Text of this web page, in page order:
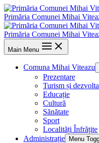
Primăria Comunei Mihai
Primăria Comunei Mihai
Main Menu
Comuna Mihai Viteazu
Prezentare
Turism și
Educație
Cultură
Sănătate
Sport
Localități Înfrățite
Administrație
Menu